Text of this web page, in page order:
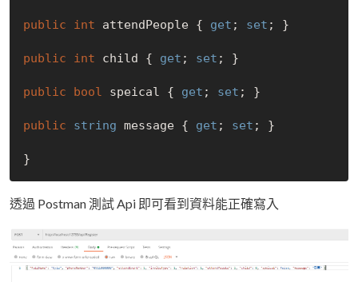
public int attendPeople { get ; set ; }
public int child { get ; set ; }
public bool speical { get ; set ; }
public string message { get ; set ; }
透過 Postman 測試 Api 即可看到資料能正確寫入